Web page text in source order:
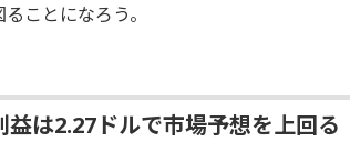
ことになろう。
は2.27ドルで市場予想を上回る